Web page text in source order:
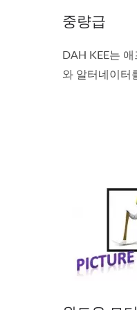
중량급
DAH KEE는
와 알터네이터